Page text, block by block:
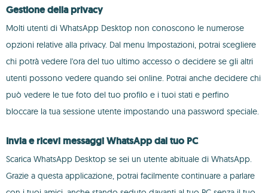
Gestione della privacy
Molti utenti di WhatsApp Desktop non conoscono le numerose
opzioni relative alla privacy. Dal menu Impostazioni, potrai scegliere
chi potrà vedere l'ora del tuo ultimo accesso o decidere se gli altri
utenti possono vedere quando sei online. Potrai anche decidere chi
può vedere le tue foto del tuo profilo e i tuoi stati e perfino
bloccare la tua sessione utente impostando una password speciale.
Invia e ricevi messaggi WhatsApp dal tuo PC
Scarica WhatsApp Desktop se sei un utente abituale di WhatsApp.
Grazie a questa applicazione, potrai facilmente continuare a parlare